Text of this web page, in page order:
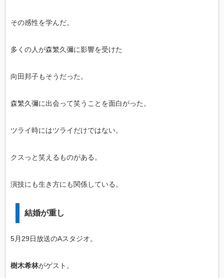
その感性を学んだ。
多くの人が森繁久彌に影響を受けた
向田邦子もそうだった。
森繁久彌に出会って笑うことを面白がった。
ツライ時にはツライだけではない。
クスっと笑えるものがある。
演技にも生き方にも関係している。
結婚が重し
5月29日放送のAスタジオ。
樹木希林がゲスト。